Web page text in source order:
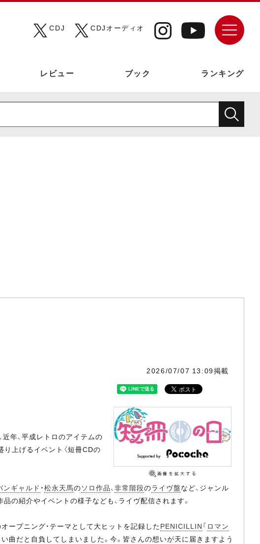
CDJ
CDJオーディオ
レビュー ブック ランキング
2026/07/07 13:09掲載
年、平成レトロのアイテムの
上げるイベント〈短冊CDの
ンギャルド ・松永天馬のソロ作品、非常階段のライヴ盤など、ジャンル
の紹介やイベントの様子なども、ライヴ配信されます。
ープニング・テーマとして大ヒットを記録したPENICILLIN 「 ロマン
曲だと自負してしまいました。今。皆さんの想いが天に届きますよう